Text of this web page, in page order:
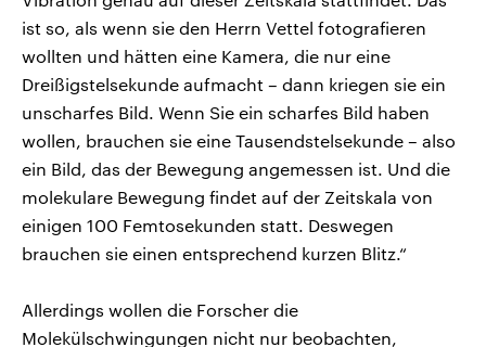
ist so, als wenn sie den Herrn Vettel fotografieren
wollten und hätten eine Kamera, die nur eine
Dreißigstelsekunde aufmacht – dann kriegen sie ein
unscharfes Bild. Wenn Sie ein scharfes Bild haben
wollen, brauchen sie eine Tausendstelsekunde – also
ein Bild, das der Bewegung angemessen ist. Und die
molekulare Bewegung findet auf der Zeitskala von
einigen 100 Femtosekunden statt. Deswegen
brauchen sie einen entsprechend kurzen Blitz.“
Allerdings wollen die Forscher die
Molekülschwingungen nicht nur beobachten,